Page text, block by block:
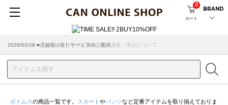
カート
0
BRAND
2026/07/29 ■【お知らせ】ヤマト運輸の配送遅延・停止について
2026/03/18 ■店舗受け取りサービスのご案内
ボトムスの商品一覧です。 スカート やパンツなど定番アイテムを取り揃えておりま